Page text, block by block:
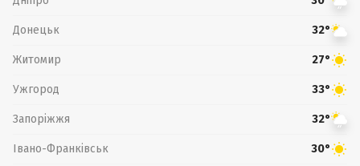
Донецьк 32°
Житомир 27°
Ужгород 33°
Запоріжжя 32°
Івано-Франківськ 30°